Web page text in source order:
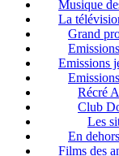
Musique
La
Grand
Emissions
Récré
Club
Les
En
Films des